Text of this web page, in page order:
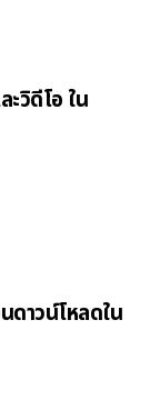
วิดีโอ ใน
าวน์โหลดใน